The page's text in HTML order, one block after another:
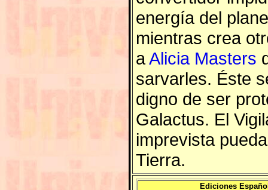
energía del
mientras crea
aAlicia Masters
sarvarles. Éste
digno de ser
Galactus. El
imprevista
Tierra.
Ediciones